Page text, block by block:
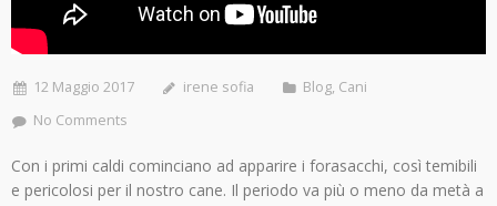
12 Maggio 2017 irene sofia Blog, Cani
No Comments
Con i primi caldi cominciano ad apparire i forasacchi, così temibili
e pericolosi per il nostro cane. Il periodo va più o meno da metà a